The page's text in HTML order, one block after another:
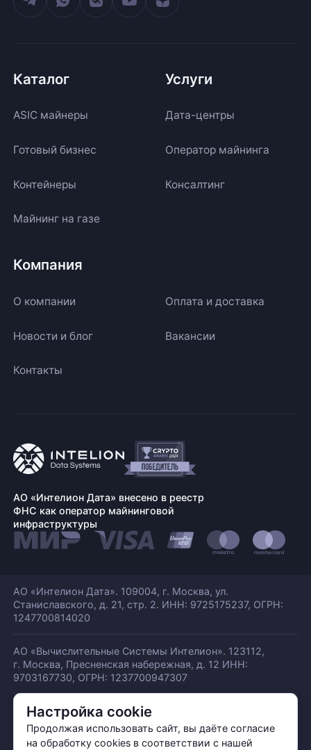
Настройка cookie
Продолжая использовать сайт, вы даёте согласие
на обработку cookies в соответствии с нашей
Каталог
ASIC майнеры
Готовый бизнес
Контейнеры
Майнинг на газе
Услуги
Дата-центры
Оператор майнинга
Консалтинг
Компания
О компании Оплата и доставка
Новости и блог Вакансии
Контакты
АО «Интелион Дата» внесено в реестр
ФНС как оператор майнинговой
инфраструктуры
АО «Интелион Дата». 109004, г. Москва, ул.
Станиславского, д. 21, стр. 2. ИНН: 9725175237, ОГРН:
1247700814020
АО «Вычислительные Системы Интелион». 123112,
г. Москва, Пресненская набережная, д. 12 ИНН:
9703167730, ОГРН: 1237700947307
© АО «ИНТЕЛИОН ДАТА» 2026
Политика обработки ПДн
Политика конфиденциальности